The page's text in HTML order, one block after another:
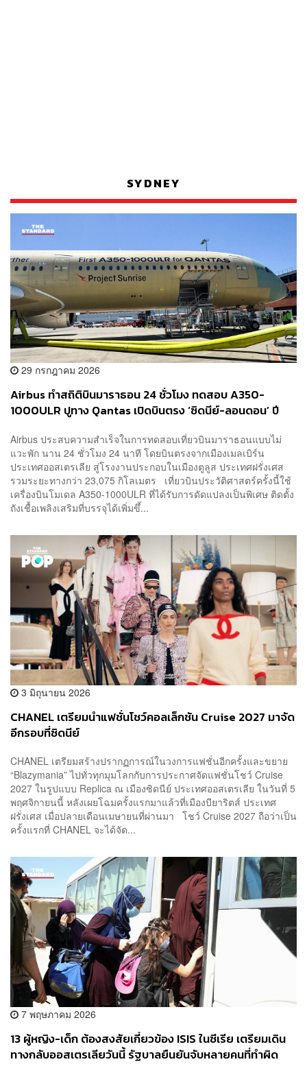
SYDNEY
29 กรกฎาคม 2026
Airbus ทำสถิติบินมาราธอน 24 ชั่วโมง ทดสอบ A350-
1000ULR ปูทาง Qantas เปิดบินตรง ‘ซิดนีย์-ลอนดอน’ ปี
Airbus ประสบความสำเร็จในการทดสอบเที่ยวบินมาราธอนแบบไม่
แวะพัก นาน 24 ชั่วโมง 24 นาที โดยบินตรงจากเมืองเมลเบิร์น
ประเทศออสเตรเลีย สู่โรงงานประกอบในเมืองตูลูส ประเทศฝรั่งเศส
รวมระยะทางกว่า 23,075 กิโลเมตร เที่ยวบินประวัติศาสตร์ครั้งนี้ใช้
เครื่องบินโมเดล A350-1000ULR ที่ได้รับการดัดแปลงเป็นพิเศษ ติดตั้ง
ถังเชื้อเพลิงเสริมที่บรรจุได้เพิ่มขึ้...
3 มิถุนายน 2026
CHANEL เตรียมนำแฟชั่นโชว์คอลเล็กชัน Cruise 2027 มาจัด
อีกรอบที่ซิดนีย์
CHANEL เตรียมสร้างปรากฏการณ์ในวงการแฟชั่นอีกครั้งและขยาย
“Blazymania” ไปทั่วทุกมุมโลกกับการประกาศจัดแฟชั่นโชว์ Cruise
2027 ในรูปแบบ Replica ณ เมืองซิดนีย์ ประเทศออสเตรเลีย ในวันที่ 5
พฤศจิกายนนี้ หลังเผยโฉมครั้งแรกมาแล้วที่เมืองบียาริตส์ ประเทศ
ฝรั่งเศส เมื่อปลายเดือนเมษายนที่ผ่านมา โชว์ Cruise 2027 ถือว่าเป็น
ครั้งแรกที่ CHANEL จะได้จัด...
7 พฤษภาคม 2026
13 ผู้หญิง-เด็ก ต้องสงสัยเกี่ยวข้อง ISIS ในซีเรีย เตรียมเดิน
ทางกลับออสเตรเลียวันนี้ รัฐบาลยืนยันจับหลายคนที่ทำผิด